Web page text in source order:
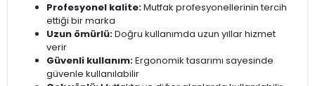
Profesyonel kalite:Mutfak profesyonellerinin tercih
ettiği bir marka
Uzun ömürlü:Doğru kullanımda uzun yıllar hizmet
verir
Güvenli kullanım:Ergonomik tasarımı sayesinde
güvenle kullanılabilir